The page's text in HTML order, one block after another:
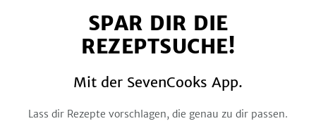
FacebookTwitterPinterestInstagramYouTube
SPAR DIR DIE
REZEPTSUCHE!
Mit der SevenCooks App.
Lass dir Rezepte vorschlagen, die genau zu dir passen.